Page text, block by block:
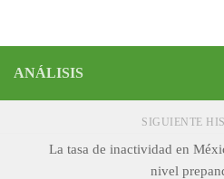
ANÁLISIS
SIGUIENTE
La tasa de inactividad en
nivel